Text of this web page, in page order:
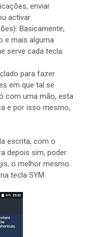
enviar
activar
Basicamente,
e mais alguma
serve cada tecla.
para fazer
em que tal se
com uma mão, esta
e por isso mesmo,
escrita, com o
depois sim, poder
o melhor mesmo
tecla SYM.